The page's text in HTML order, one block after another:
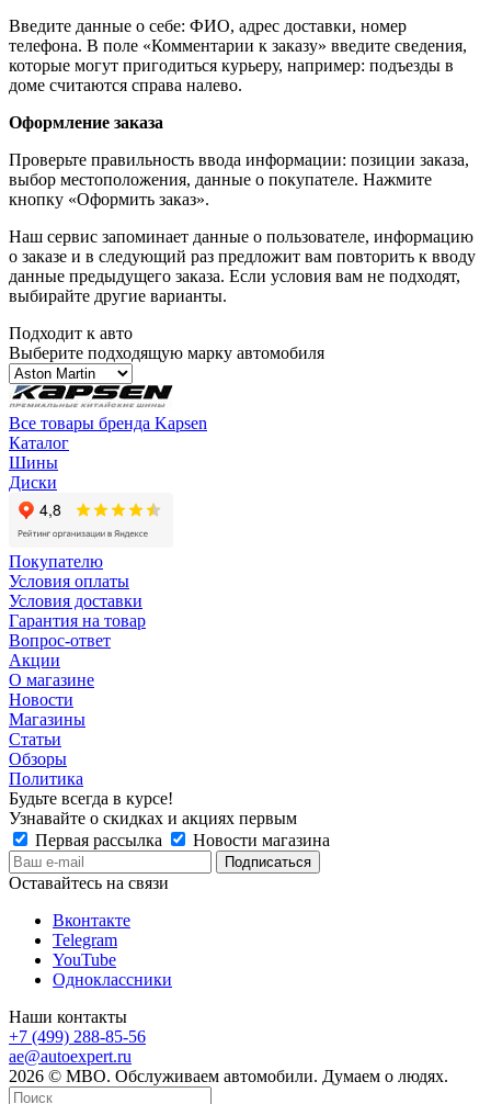
Введите данные о себе: ФИО, адрес доставки, номер
телефона. В поле «Комментарии к заказу» введите сведения,
которые могут пригодиться курьеру, например: подъезды в
доме считаются справа налево.
Оформление заказа
Проверьте правильность ввода информации: позиции заказа,
выбор местоположения, данные о покупателе. Нажмите
кнопку «Оформить заказ».
Наш сервис запоминает данные о пользователе, информацию
о заказе и в следующий раз предложит вам повторить к вводу
данные предыдущего заказа. Если условия вам не подходят,
выбирайте другие варианты.
Подходит к авто
Выберите подходящую марку автомобиля
Все товары бренда Kapsen
Каталог
Шины
Диски
Покупателю
Условия оплаты
Условия доставки
Гарантия на товар
Вопрос-ответ
Акции
О магазине
Новости
Магазины
Статьи
Обзоры
Политика
Будьте всегда в курсе!
Узнавайте о скидках и акциях первым
Первая рассылка
Новости магазина
Оставайтесь на связи
Вконтакте
Telegram
YouTube
Одноклассники
Наши контакты
+7 (499) 288-85-56
ae@autoexpert.ru
2026 © МВО. Обслуживаем автомобили. Думаем о людях.